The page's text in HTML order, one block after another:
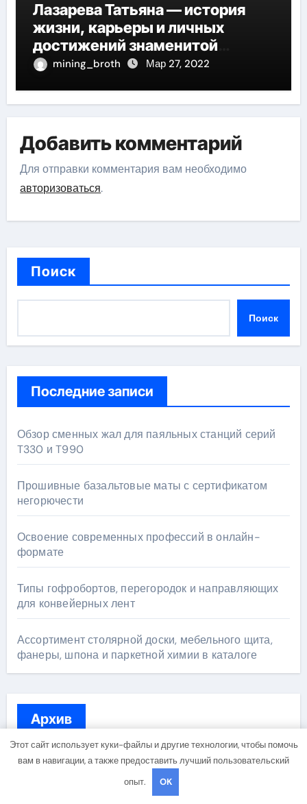
Лазарева Татьяна — история
жизни, карьеры и личных
достижений знаменитой
актрисы, восходящей на олимп
mining_broth Мар 27, 2022
Добавить комментарий
Для отправки комментария вам необходимо
авторизоваться.
Поиск
Поиск
Последние записи
Обзор сменных жал для паяльных станций серий
T330 и T990
Прошивные базальтовые маты с сертификатом
негорючести
Освоение современных профессий в онлайн-
формате
Типы гофробортов, перегородок и направляющих
для конвейерных лент
Ассортимент столярной доски, мебельного щита,
фанеры, шпона и паркетной химии в каталоге
Архив
Июль 2026
Этот сайт использует куки-файлы и другие технологии, чтобы помочь
вам в навигации, а также предоставить лучший пользовательский
опыт.
OK